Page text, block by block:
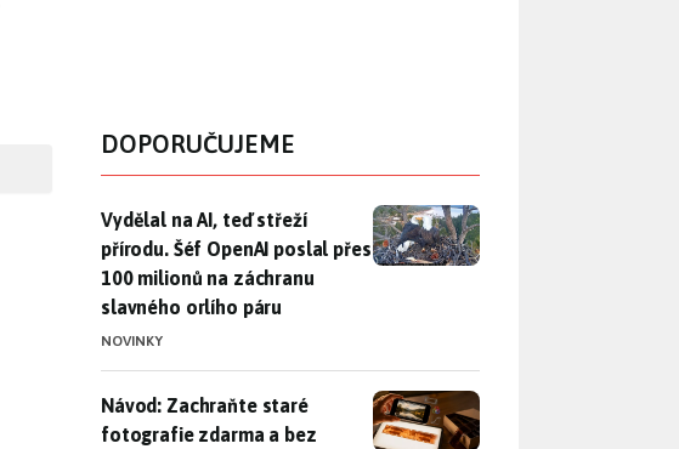
DOPORUČUJEME
Vydělal na AI, teď střeží přírodu. Šéf OpenAI poslal přes 100
Vydělal na AI, teď střeží
přírodu. Šéf OpenAI poslal přes
100 milionů na záchranu
slavného orlího páru
NOVINKY
Návod: Zachraňte staré fotografie zdarma a bez skeneru.
Návod: Zachraňte staré
fotografie zdarma a bez